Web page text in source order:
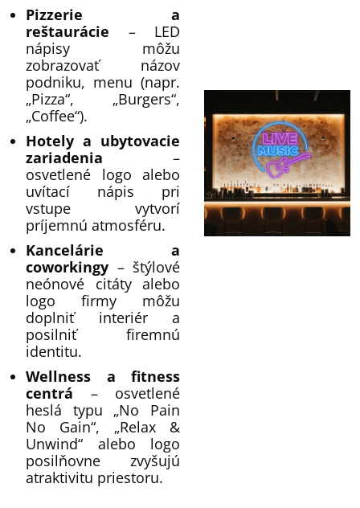
Pizzerie a
reštaurácie – LED
nápisy môžu
zobrazovať názov
podniku, menu (napr.
„Pizza“, „Burgers“,
„Coffee“).
Hotely a ubytovacie
zariadenia –
osvetlené logo alebo
uvítací nápis pri
vstupe vytvorí
príjemnú atmosféru.
Kancelárie a
coworkingy – štýlové
neónové citáty alebo
logo firmy môžu
doplniť interiér a
posilniť firemnú
identitu.
Wellness a fitness
centrá – osvetlené
heslá typu „No Pain
No Gain“, „Relax &
Unwind“ alebo logo
posilňovne zvyšujú
atraktivitu priestoru.